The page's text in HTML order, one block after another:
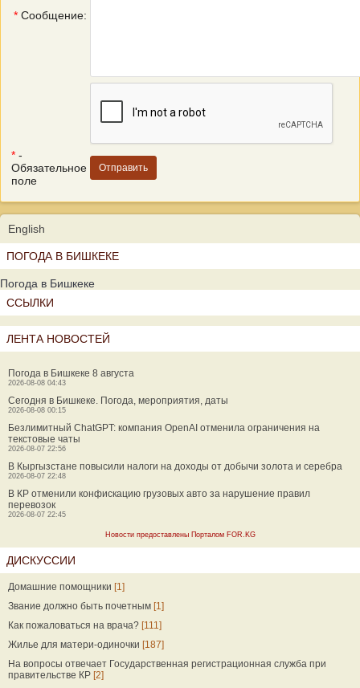
* Сообщение:
* -
Обязательное
поле
English
ПОГОДА В БИШКЕКЕ
Погода в Бишкеке
ССЫЛКИ
ЛЕНТА НОВОСТЕЙ
Погода в Бишкеке 8 августа
2026-08-08 04:43
Сегодня в Бишкеке. Погода, мероприятия, даты
2026-08-08 00:15
Безлимитный ChatGPT: компания OpenAI отменила ограничения на
текстовые чаты
2026-08-07 22:56
В Кыргызстане повысили налоги на доходы от добычи золота и серебра
2026-08-07 22:48
В КР отменили конфискацию грузовых авто за нарушение правил
перевозок
2026-08-07 22:45
Новости предоставлены Порталом FOR.KG
ДИСКУССИИ
Домашние помощники [1]
Звание должно быть почетным [1]
Как пожаловаться на врача? [111]
Жилье для матери-одиночки [187]
На вопросы отвечает Государственная регистрационная служба при
правительстве КР [2]